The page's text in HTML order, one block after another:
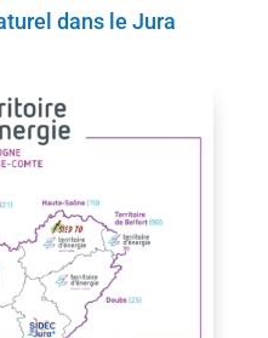
dans le Jura